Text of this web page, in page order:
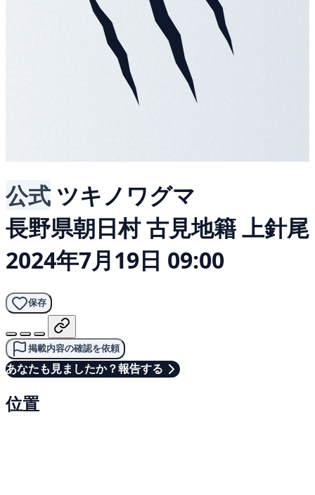
公式 ツキノワグマ
長野県朝日村 古見地籍 上針尾
2024年7月19日 09:00
保存
掲載内容の確認を依頼
あなたも見ましたか？報告する
位置